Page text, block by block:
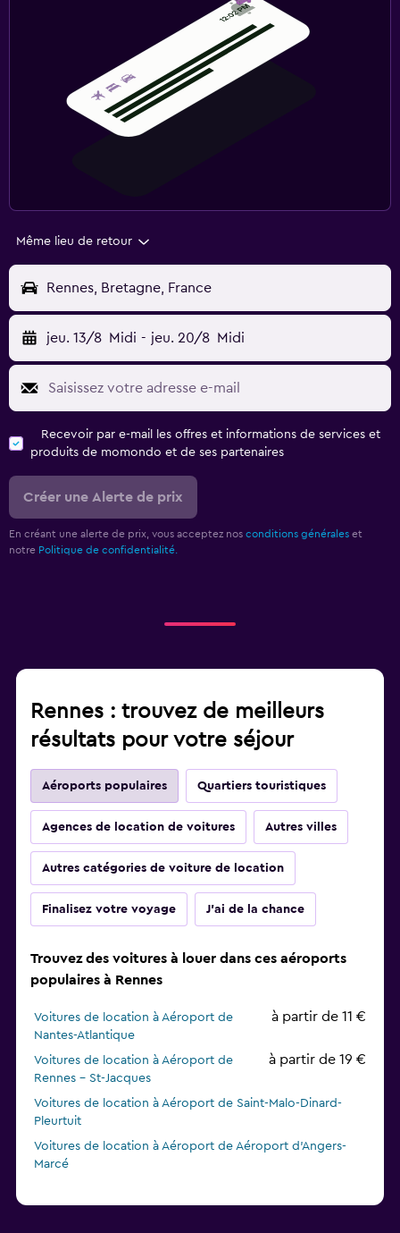
Même lieu de retour
Rennes, Bretagne, France
jeu. 13/8 Midi - jeu. 20/8 Midi
Recevoir par e-mail les offres et informations de services et
produits de momondo et de ses partenaires
Créer une Alerte de prix
En créant une alerte de prix, vous acceptez nos conditions générales et
notre Politique de confidentialité.
Rennes : trouvez de meilleurs
résultats pour votre séjour
Aéroports populaires Quartiers touristiques
Agences de location de voitures Autres villes
Autres catégories de voiture de location
Finalisez votre voyage J'ai de la chance
Trouvez des voitures à louer dans ces aéroports
populaires à Rennes
Voitures de location à Aéroport de
Nantes-Atlantique
à partir de 11 €
Voitures de location à Aéroport de
Rennes - St-Jacques
à partir de 19 €
Voitures de location à Aéroport de Saint-Malo-Dinard-
Pleurtuit
Voitures de location à Aéroport de Aéroport d'Angers-
Marcé